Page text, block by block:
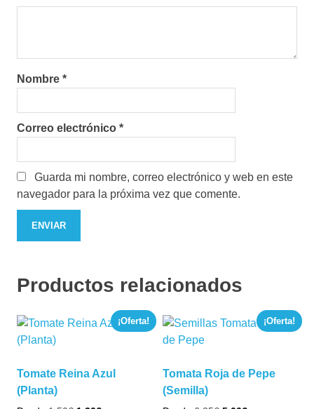
Nombre *
Correo electrónico *
Guarda mi nombre, correo electrónico y web en este
navegador para la próxima vez que comente.
Productos relacionados
¡Oferta!
Tomate Reina Azul
(Planta)
¡Oferta!
Tomata Roja de Pepe
(Semilla)